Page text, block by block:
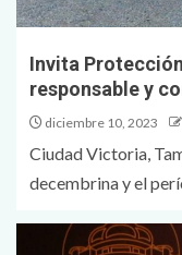
Invita
responsable y
diciembre 10, 2023
Ciudad Victoria,
decembrina y el